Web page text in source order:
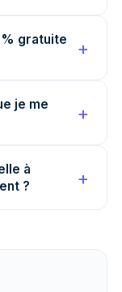
gratuite
je me
à
?